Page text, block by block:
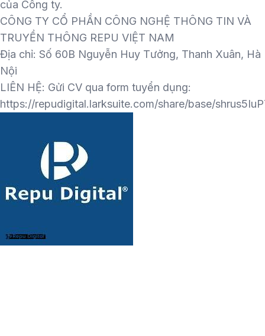
của Công ty.
CÔNG TY CỔ PHẦN CÔNG NGHỆ THÔNG TIN VÀ
TRUYỀN THÔNG REPU VIỆT NAM
Địa chỉ: Số 60B Nguyễn Huy Tưởng, Thanh Xuân, Hà
Nội
LIÊN HỆ: Gửi CV qua form tuyển dụng:
https://repudigital.larksuite.com/share/base/